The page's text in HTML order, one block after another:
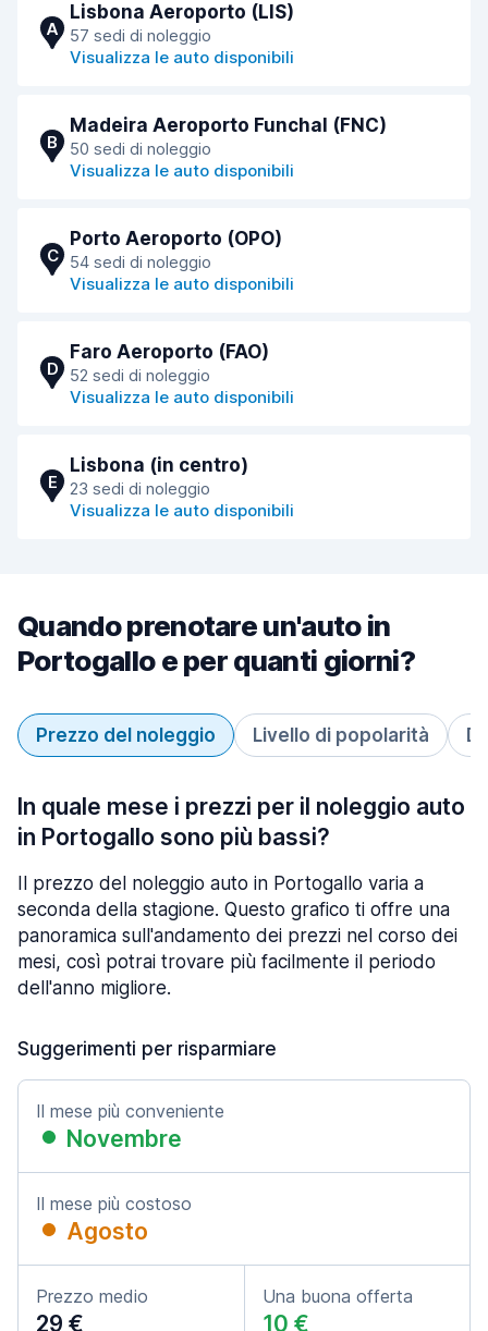
A
Lisbona Aeroporto (LIS)
57 sedi di noleggio
Visualizza le auto disponibili
B
Madeira Aeroporto Funchal (FNC)
50 sedi di noleggio
Visualizza le auto disponibili
C
Porto Aeroporto (OPO)
54 sedi di noleggio
Visualizza le auto disponibili
D
Faro Aeroporto (FAO)
52 sedi di noleggio
Visualizza le auto disponibili
E
Lisbona (in centro)
23 sedi di noleggio
Visualizza le auto disponibili
Quando prenotare un'auto in
Portogallo e per quanti giorni?
Prezzo del noleggio Livello di popolarità
In quale mese i prezzi per il noleggio auto
in Portogallo sono più bassi?
Il prezzo del noleggio auto in Portogallo varia a
seconda della stagione. Questo grafico ti offre una
panoramica sull'andamento dei prezzi nel corso dei
mesi, così potrai trovare più facilmente il periodo
dell'anno migliore.
Suggerimenti per risparmiare
Il mese più conveniente
Novembre
Il mese più costoso
Agosto
Prezzo medio
29 €
Una buona offerta
10 €